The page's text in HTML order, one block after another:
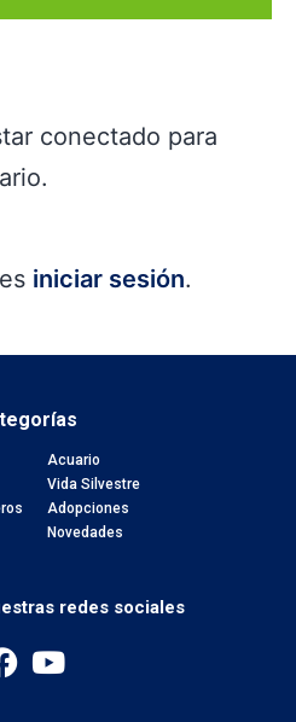
conectado para
iniciar sesión.
Acuario
Vida Silvestre
Adopciones
Novedades
redes sociales